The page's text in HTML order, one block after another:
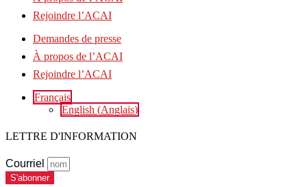
Rejoindre l’ACAI
Demandes de presse
À propos de l’ACAI
Rejoindre l’ACAI
Français
English (Anglais)
LETTRE D'INFORMATION
Courriel
S'abonner